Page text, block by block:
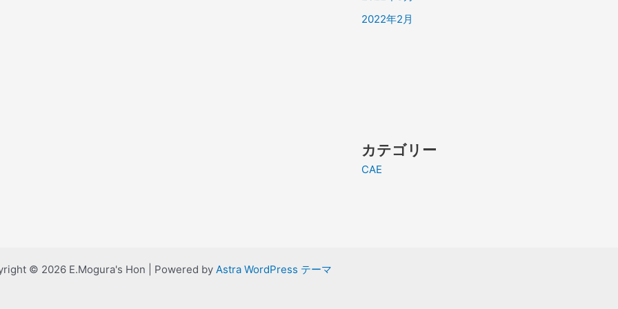
2022年2月
カテゴリー
CAE
© 2026 E.Mogura's Hon | Powered by Astra WordPress テーマ